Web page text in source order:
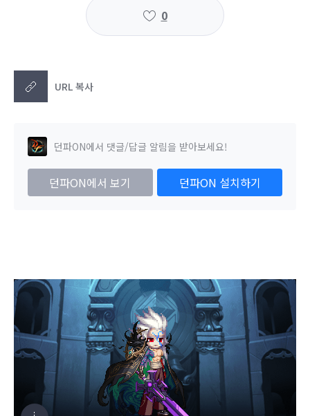
0
URL 복사
던파ON에서 댓글/답글 알림을 받아보세요!
던파ON에서 보기 던파ON 설치하기